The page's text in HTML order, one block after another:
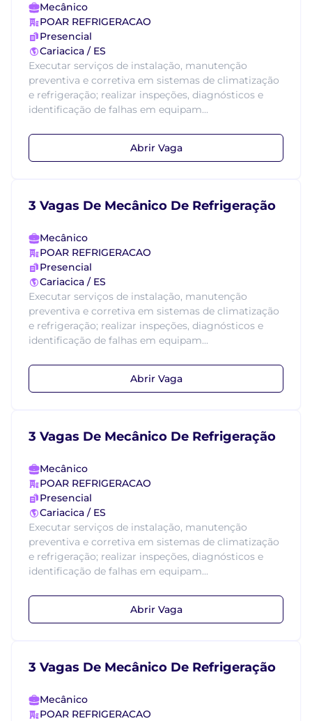
Mecânico
POAR REFRIGERACAO
Presencial
Cariacica / ES
Executar serviços de instalação, manutenção
preventiva e corretiva em sistemas de climatização
e refrigeração; realizar inspeções, diagnósticos e
identificação de falhas em equipam...
Abrir Vaga
3 Vagas De Mecânico De Refrigeração
Mecânico
POAR REFRIGERACAO
Presencial
Cariacica / ES
Executar serviços de instalação, manutenção
preventiva e corretiva em sistemas de climatização
e refrigeração; realizar inspeções, diagnósticos e
identificação de falhas em equipam...
Abrir Vaga
3 Vagas De Mecânico De Refrigeração
Mecânico
POAR REFRIGERACAO
Presencial
Cariacica / ES
Executar serviços de instalação, manutenção
preventiva e corretiva em sistemas de climatização
e refrigeração; realizar inspeções, diagnósticos e
identificação de falhas em equipam...
Abrir Vaga
3 Vagas De Mecânico De Refrigeração
Mecânico
POAR REFRIGERACAO